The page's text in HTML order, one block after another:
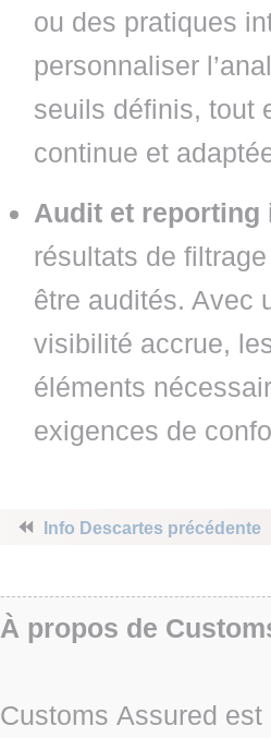
ou des pratiques
personnaliser
seuils définis, tout
continue et
Audit et reporting
résultats de
être audités. Avec
visibilité accrue,
éléments
exigences de
⏪ Info Descartes précédente
À propos de
Customs Assured